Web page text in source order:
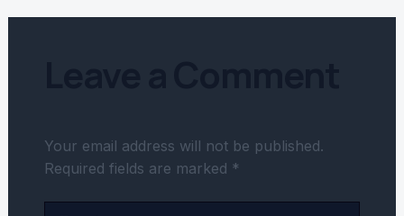
Your email address will not be published.
Required fields are marked *